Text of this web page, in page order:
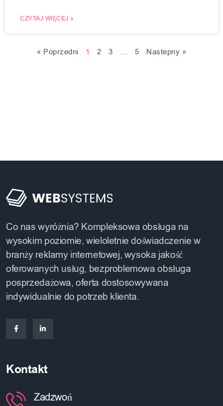
CZYTAJ WIĘCEJ »
« Poprzedni 1 2 3 … 5 Nastepny »
Co nas wyróżnia? Kompleksowa obsługa na
wysokim poziomie, wieloletnie doświadczenie w
branży reklamy internetowej, wysoka jakość
oferowanych usług, bezproblemowa obsługa
posprzedażowa, oferta dostosowywana
indywidualnie do potrzeb klienta.
Kontakt
Zadzwoń